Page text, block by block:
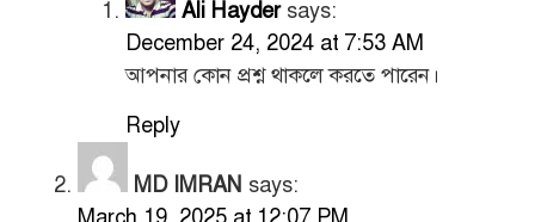
Ali Hayder says:
December 24, 2024 at 7:53 AM
আপনার কোন প্রশ্ন থাকলে করতে পারেন।
Reply
MD IMRAN says: